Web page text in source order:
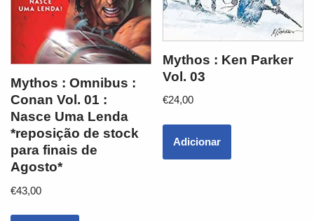
Mythos : Omnibus :
Conan Vol. 01 :
Nasce Uma Lenda
*reposição de stock
para finais de
Agosto*
€43,00
Mythos : Ken Parker
Vol. 03
€24,00
Adicionar